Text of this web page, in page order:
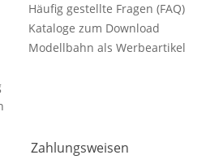
Häufig gestellte Fragen (FAQ)
Kataloge zum Download
Modellbahn als Werbeartikel
Zahlungsweisen